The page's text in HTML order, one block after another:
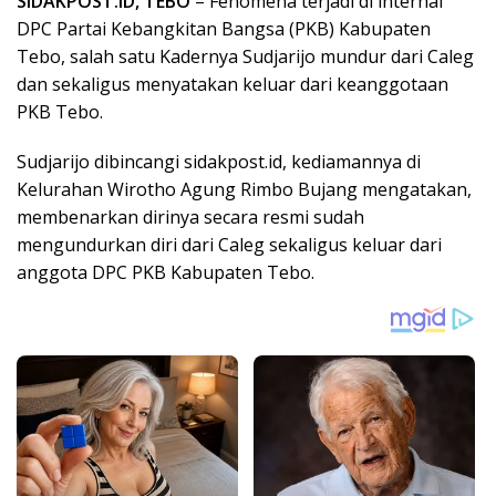
DPC Partai Kebangkitan Bangsa (PKB) Kabupaten
Tebo, salah satu Kadernya Sudjarijo mundur dari Caleg
dan sekaligus menyatakan keluar dari keanggotaan
PKB Tebo.
Sudjarijo dibincangi sidakpost.id, kediamannya di
Kelurahan Wirotho Agung Rimbo Bujang mengatakan,
membenarkan dirinya secara resmi sudah
mengundurkan diri dari Caleg sekaligus keluar dari
anggota DPC PKB Kabupaten Tebo.